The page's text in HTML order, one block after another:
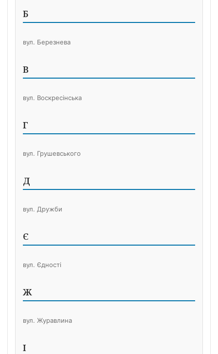
Б
вул. Березнева
В
вул. Воскресінська
Г
вул. Грушевського
Д
вул. Дружби
Є
вул. Єдності
Ж
вул. Журавлина
І